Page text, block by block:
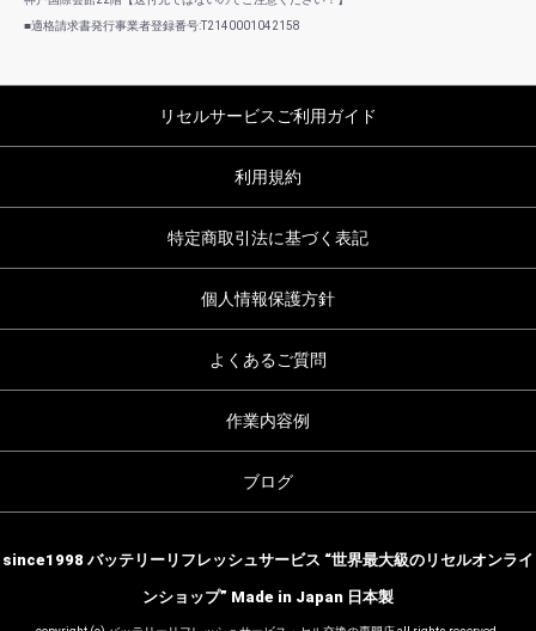
■適格請求書発行事業者登録番号:T2140001042158
リセルサービスご利用ガイド
利用規約
特定商取引法に基づく表記
個人情報保護方針
よくあるご質問
作業内容例
ブログ
since1998 バッテリーリフレッシュサービス “世界最大級のリセルオンライ
ンショップ” Made in Japan 日本製